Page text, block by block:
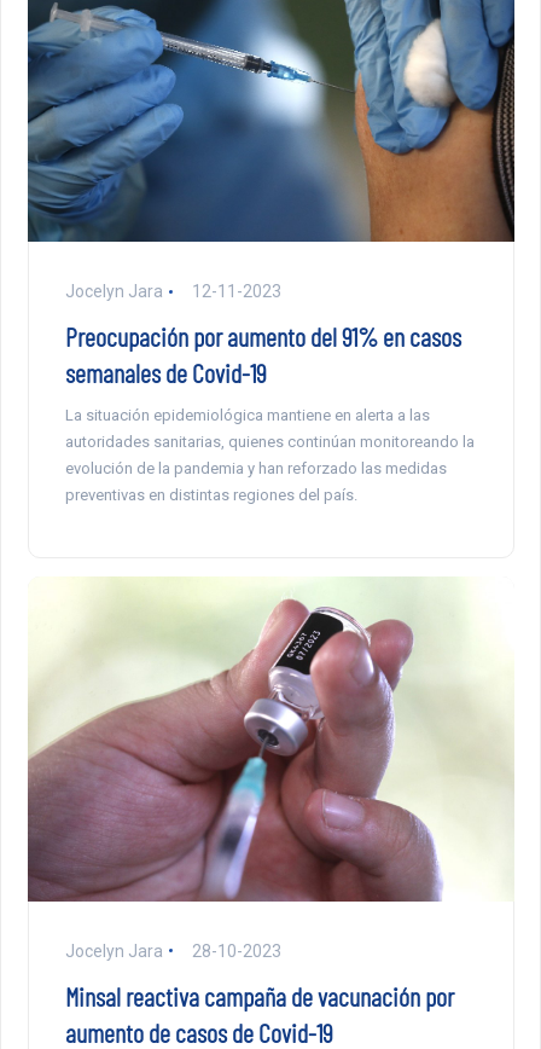
Jocelyn Jara 12-11-2023
Preocupación por aumento del 91% en casos
semanales de Covid-19
La situación epidemiológica mantiene en alerta a las
autoridades sanitarias, quienes continúan monitoreando la
evolución de la pandemia y han reforzado las medidas
preventivas en distintas regiones del país.
Jocelyn Jara 28-10-2023
Minsal reactiva campaña de vacunación por
aumento de casos de Covid-19